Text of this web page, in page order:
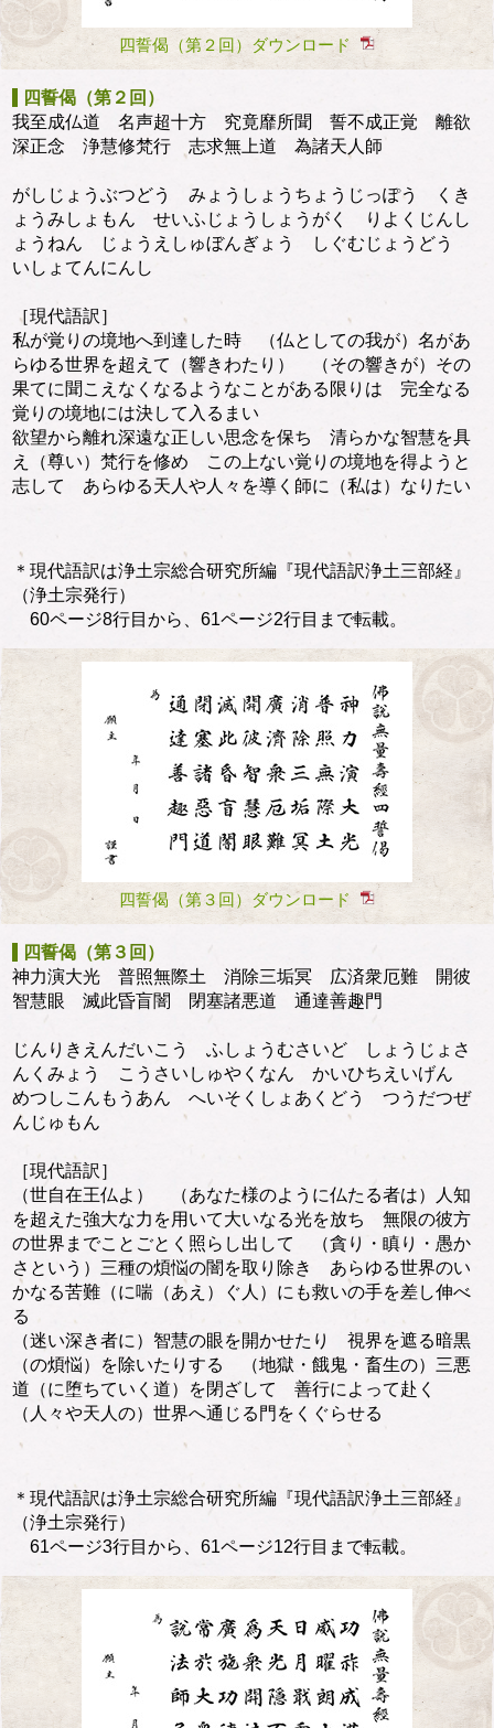
四誓偈（第２回）ダウンロード
四誓偈（第２回）
我至成仏道 名声超十方 究竟靡所聞 誓不成正覚 離欲
深正念 浄慧修梵行 志求無上道 為諸天人師
がしじょうぶつどう みょうしょうちょうじっぽう くき
ょうみしょもん せいふじょうしょうがく りよくじんし
ょうねん じょうえしゅぼんぎょう しぐむじょうどう
いしょてんにんし
［現代語訳］
私が覚りの境地へ到達した時 （仏としての我が）名があ
らゆる世界を超えて（響きわたり） （その響きが）その
果てに聞こえなくなるようなことがある限りは 完全なる
覚りの境地には決して入るまい
欲望から離れ深遠な正しい思念を保ち 清らかな智慧を具
え（尊い）梵行を修め この上ない覚りの境地を得ようと
志して あらゆる天人や人々を導く師に（私は）なりたい
＊現代語訳は浄土宗総合研究所編『現代語訳浄土三部経』
（浄土宗発行）
60ページ8行目から、61ページ2行目まで転載。
四誓偈（第３回）ダウンロード
四誓偈（第３回）
神力演大光 普照無際土 消除三垢冥 広済衆厄難 開彼
智慧眼 滅此昏盲闇 閉塞諸悪道 通達善趣門
じんりきえんだいこう ふしょうむさいど しょうじょさ
んくみょう こうさいしゅやくなん かいひちえいげん
めつしこんもうあん へいそくしょあくどう つうだつぜ
んじゅもん
［現代語訳］
（世自在王仏よ） （あなた様のように仏たる者は）人知
を超えた強大な力を用いて大いなる光を放ち 無限の彼方
の世界までことごとく照らし出して （貪り・瞋り・愚か
さという）三種の煩悩の闇を取り除き あらゆる世界のい
かなる苦難（に喘（あえ）ぐ人）にも救いの手を差し伸べ
る
（迷い深き者に）智慧の眼を開かせたり 視界を遮る暗黒
（の煩悩）を除いたりする （地獄・餓鬼・畜生の）三悪
道（に堕ちていく道）を閉ざして 善行によって赴く
（人々や天人の）世界へ通じる門をくぐらせる
＊現代語訳は浄土宗総合研究所編『現代語訳浄土三部経』
（浄土宗発行）
61ページ3行目から、61ページ12行目まで転載。